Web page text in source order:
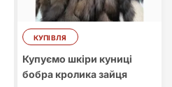
КУПІВЛЯ
Купуємо шкіри куниці
бобра кролика зайця